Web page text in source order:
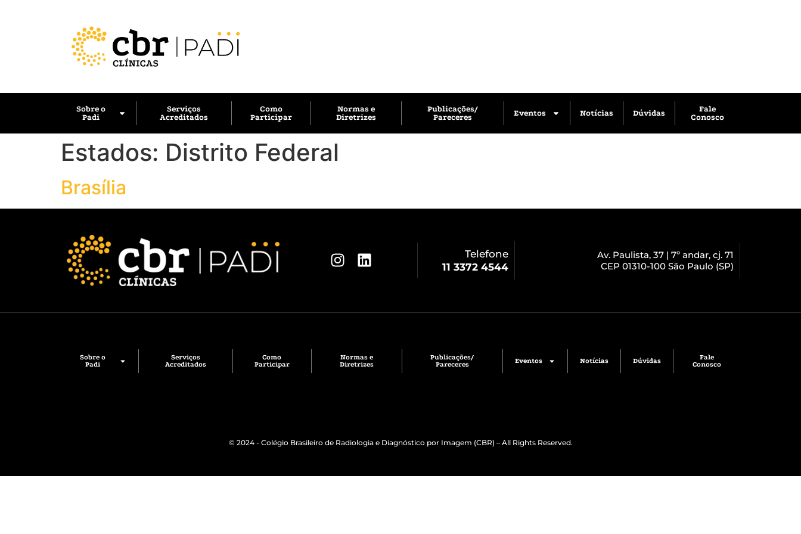
Sobre o
Padi
Serviços
Acreditados
Como
Participar
Normas e
Diretrizes
Publicações/
Pareceres
Eventos Notícias Dúvidas
Fale
Conosco
Estados: Distrito Federal
Brasília
Telefone
11 3372 4544
Av. Paulista, 37 | 7º andar, cj. 71
CEP 01310-100 São Paulo (SP)
Sobre o
Padi
Serviços
Acreditados
Como
Participar
Normas e
Diretrizes
Publicações/
Pareceres
Eventos Notícias Dúvidas
Fale
Conosco
© 2024 - Colégio Brasileiro de Radiologia e Diagnóstico por Imagem (CBR) – All Rights Reserved.